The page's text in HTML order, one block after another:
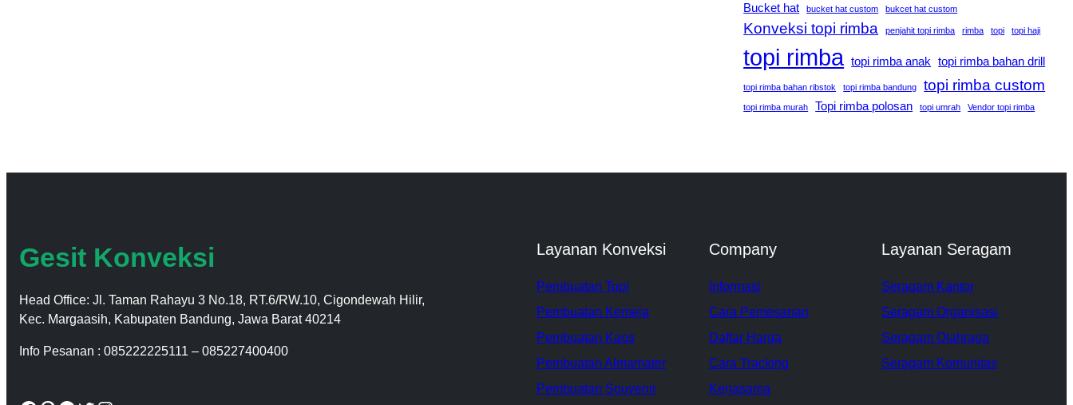
Bucket hat bucket hat custom bukcet hat custom
Konveksi topi rimba penjahit topi rimba rimba topi topi haji
topi rimba topi rimba anak topi rimba bahan drill
topi rimba bahan ribstok topi rimba bandung topi rimba custom
topi rimba murah Topi rimba polosan topi umrah Vendor topi rimba
Gesit Konveksi
Head Office: Jl. Taman Rahayu 3 No.18, RT.6/RW.10, Cigondewah Hilir,
Kec. Margaasih, Kabupaten Bandung, Jawa Barat 40214
Info Pesanan : 085222225111 – 085227400400
Layanan Konveksi
Pembuatan Topi
Pembuatan Kemeja
Pembuatan Kaos
Pembuatan Almamater
Pembuatan Souvenir
Company
Informasi
Cara Pemesanan
Daftar Harga
Cara Tracking
Kerjasama
Layanan Seragam
Seragam Kantor
Seragam Organisasi
Seragam Olahraga
Seragam Komunitas